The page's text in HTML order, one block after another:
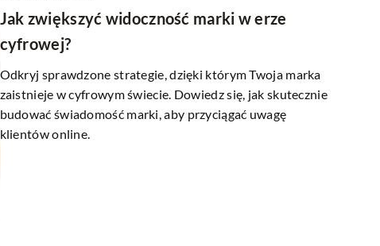
Jak zwiększyć widoczność marki w erze
cyfrowej?
Odkryj sprawdzone strategie, dzięki którym Twoja marka
zaistnieje w cyfrowym świecie. Dowiedz się, jak skutecznie
budować świadomość marki, aby przyciągać uwagę
klientów online.
w automatyzacji
dla branży
zmieniają